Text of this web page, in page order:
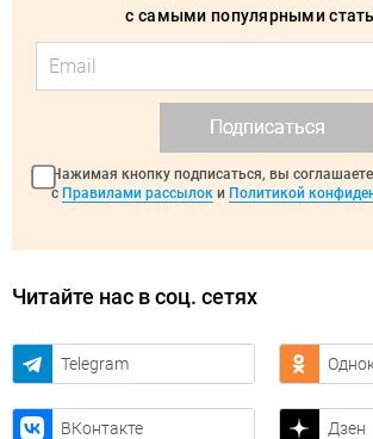
с самыми популярными
Подписаться
Нажимая кнопку подписаться, вы
с Правилами рассылок и Политикой
Читайте нас в соц. сетях
Telegram
ВКонтакте Дзен